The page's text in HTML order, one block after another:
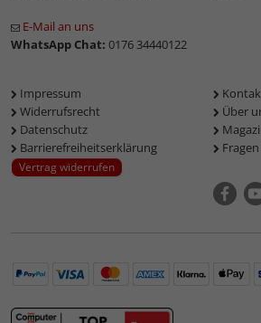
E-Mail an uns
WhatsApp Chat: 0176 34440122
Impressum
Widerrufsrecht
Datenschutz
Barrierefreiheitserklärung
Vertrag widerrufen
Über